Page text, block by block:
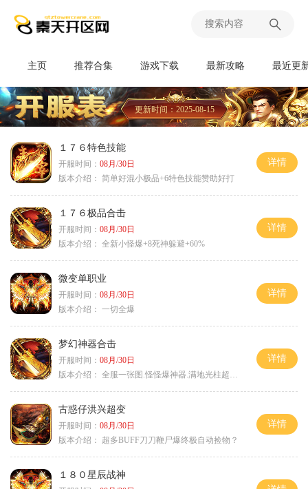
主页 推荐合集 游戏下载 最新攻略 最近更
更新时间：2025-08-15
１７６特色技能
开服时间： 08月/30日
版本介绍： 简单好混小极品+6特色技能赞助好打
详情
１７６极品合击
开服时间： 08月/30日
版本介绍： 全新小怪爆+8死神躲避+60%
详情
微变单职业
开服时间： 08月/30日
版本介绍： 一切全爆
详情
梦幻神器合击
开服时间： 08月/30日
版本介绍： 全服一张图.怪怪爆神器.满地光柱超激情
详情
古惑仔洪兴超变
开服时间： 08月/30日
版本介绍：
超多BUFF刀刀鞭尸爆终极自动捡物？
详情
１８０星辰战神